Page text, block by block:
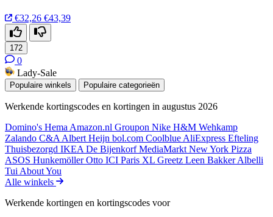
€32,26 €43,39
172
0
Lady-Sale
Populaire winkels Populaire categorieën
Werkende kortingscodes en kortingen in augustus 2026
Domino's Hema Amazon.nl Groupon Nike H&M Wehkamp
Zalando C&A Albert Heijn bol.com Coolblue AliExpress Efteling
Thuisbezorgd IKEA De BijenkorfMediaMarkt New York Pizza
ASOS HunkemöllerOtto ICI Paris XL Greetz Leen BakkerAlbelli
Tui About You
Alle winkels
Werkende kortingen en kortingscodes voor